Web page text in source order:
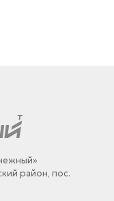
район, пос.